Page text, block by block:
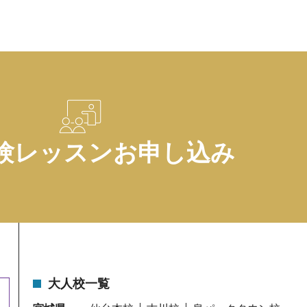
レッスンお申し込み
大人校一覧